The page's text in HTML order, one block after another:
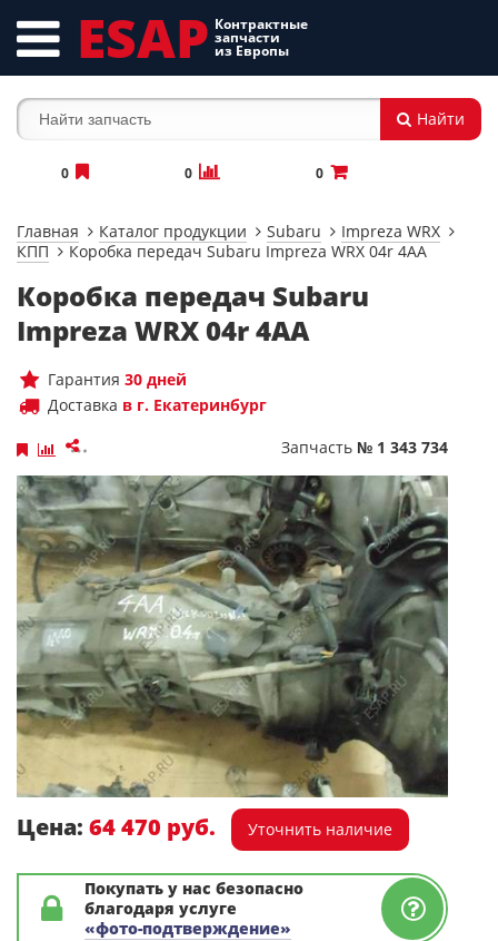
ESAP Контрактные
запчасти
из Европы
Найти
0 0 0
Главная Каталог продукции Subaru
Impreza WRX
КПП
Коробка передач Subaru Impreza WRX 04r 4AA
Коробка передач Subaru
Impreza WRX 04r 4AA
Гарантия 30 дней
Доставка в г. Екатеринбург
Запчасть № 1 343 734
Цена: 64 470 руб. Уточнить наличие
Покупать у нас безопасно
благодаря услуге
«фото-подтверждение»